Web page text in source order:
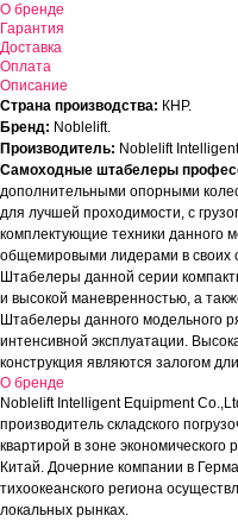
О бренде
Гарантия
Доставка
Оплата
Описание
Страна производства: КНР.
Бренд: Noblelift.
Производитель: Noblelift
Самоходные штабелеры
дополнительными опорными
для лучшей проходимости, с
комплектующие техники данного
общемировыми лидерами в своих
Штабелеры данной серии
и высокой маневренностью, а
Штабелеры данного модельного
интенсивной эксплуатации.
конструкция являются залогом
О бренде
Noblelift Intelligent Equipment
производитель складского
квартирой в зоне
Китай. Дочерние компании в
тихоокеанского региона
локальных рынках.